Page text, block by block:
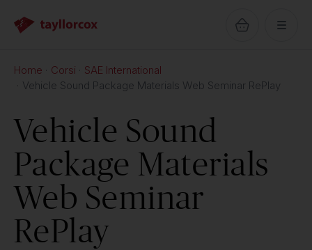
Home Corsi
SAE International
Vehicle Sound Package Materials Web Seminar RePlay
Vehicle Sound
Package Materials
Web Seminar
RePlay